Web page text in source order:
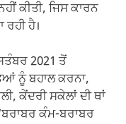
ਕੀਤੀ, ਜਿਸ ਕਾਰਨ
ਰਹੀ ਹੈ।
2021 ਤੋਂ
ਨੂੰ ਬਹਾਲ ਕਰਨਾ,
ਕੇਂਦਰੀ ਸਕੇਲਾਂ ਦੀ ਥਾਂ
ਕੰਮ-ਬਰਾਬਰ